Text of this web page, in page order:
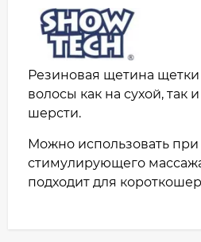
Резиновая щетина
волосы как на сухой, так
шерсти.
Можно использовать
стимулирующего
подходит для